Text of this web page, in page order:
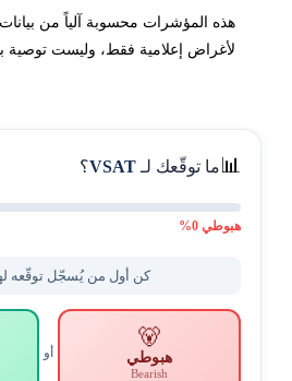
هذه المؤشرات محسوبة آلياً من بيانات
لأغراض إعلامية فقط، وليست توصية
📊 ما توقّعك لـVSAT؟
هبوطي0
%
كن أول من يُسجّل توقّعه
🐻
هبوطي
Bearish
أو